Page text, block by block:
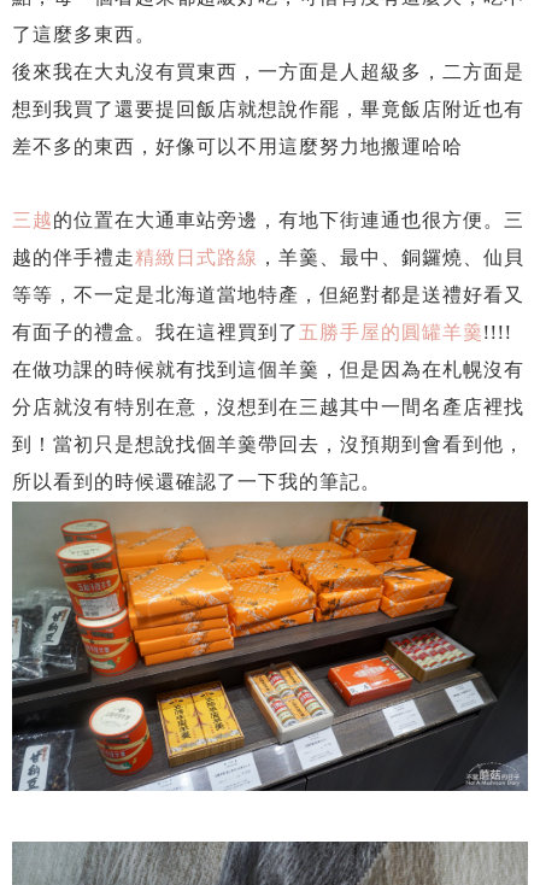
了這麼多東西。
後來我在大丸沒有買東西，一方面是人超級多，二方面是
想到我買了還要提回飯店就想說作罷，畢竟飯店附近也有
差不多的東西，好像可以不用這麼努力地搬運哈哈
三越的位置在大通車站旁邊，有地下街連通也很方便。三
越的伴手禮走精緻日式路線 ，羊羹、最中、銅鑼燒、仙貝
等等，不一定是北海道當地特產，但絕對都是送禮好看又
有面子的禮盒。我在這裡買到了 五勝手屋的圓罐羊羹!!!!
在做功課的時候就有找到這個羊羹，但是因為在札幌沒有
分店就沒有特別在意，沒想到在三越其中一間名產店裡找
到！當初只是想說找個羊羹帶回去，沒預期到會看到他，
所以看到的時候還確認了一下我的筆記。